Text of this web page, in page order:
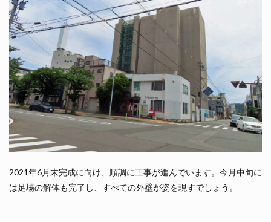
2021年6月末完成に向け、順調に工事が進んでいます。今月中旬に
は足場の解体も完了し、すべての外壁が姿を現すでしょう。